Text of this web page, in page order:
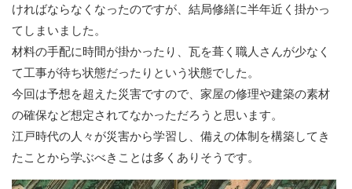
ければならなくなったのですが、結局修繕に半年近く掛かっ
てしまいました。
材料の手配に時間が掛かったり、瓦を葺く職人さんが少なく
て工事が待ち状態だったりという状態でした。
今回は予想を超えた災害ですので、家屋の修理や建築の素材
の確保など想定されてなかっただろうと思います。
江戸時代の人々が災害から学習し、備えの体制を構築してき
たことから学ぶべきことは多くありそうです。